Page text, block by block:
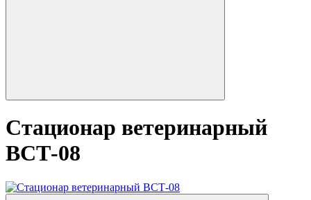
Стационар ветеринарный
ВСТ-08